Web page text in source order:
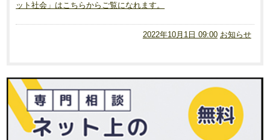
ット社会」はこちらからご覧になれます。
2022年10月1日 09:00 お知らせ